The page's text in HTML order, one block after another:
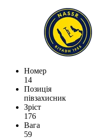
Номер
14
Позиція
півзахисник
Зріст
176
Вага
59